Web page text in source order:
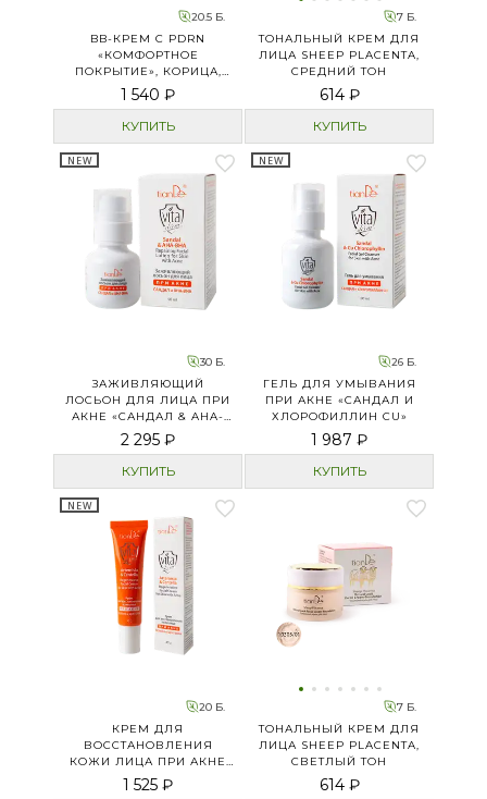
20.5 Б.
BB-КРЕМ C PDRN
«КОМФОРТНОЕ
ПОКРЫТИЕ», КОРИЦА,
ТОН 3
1 540 ₽
КУПИТЬ
7 Б.
ТОНАЛЬНЫЙ КРЕМ ДЛЯ
ЛИЦА SHEEP PLACENTA,
СРЕДНИЙ ТОН
614 ₽
КУПИТЬ
NEW
30 Б.
ЗАЖИВЛЯЮЩИЙ
ЛОСЬОН ДЛЯ ЛИЦА ПРИ
АКНЕ «САНДАЛ & AHA-
BHA»
2 295 ₽
КУПИТЬ
NEW
26 Б.
ГЕЛЬ ДЛЯ УМЫВАНИЯ
ПРИ АКНЕ «САНДАЛ И
ХЛОРОФИЛЛИН CU»
1 987 ₽
КУПИТЬ
NEW
20 Б.
КРЕМ ДЛЯ
ВОССТАНОВЛЕНИЯ
КОЖИ ЛИЦА ПРИ АКНЕ
«ПОЛЫНЬ И ЦЕНТЕЛЛА»
1 525 ₽
7 Б.
ТОНАЛЬНЫЙ КРЕМ ДЛЯ
ЛИЦА SHEEP PLACENTA,
СВЕТЛЫЙ ТОН
614 ₽